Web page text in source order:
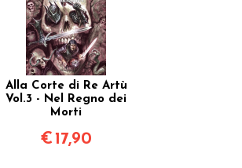
Alla Corte di Re Artù
Vol.3 - Nel Regno dei
Morti
€ 17,90